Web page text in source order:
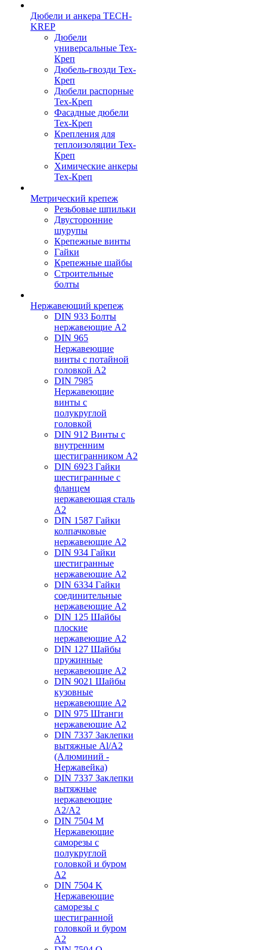
Дюбели и анкера TECH-
KREP
Дюбели
универсальные Тех-
Креп
Дюбель-гвозди Тех-
Креп
Дюбели распорные
Тех-Креп
Фасадные дюбели
Тех-Креп
Крепления для
теплоизоляции Тех-
Креп
Химические анкеры
Тех-Креп
Метрический крепеж
Резьбовые шпильки
Двусторонние
шурупы
Крепежные винты
Гайки
Крепежные шайбы
Строительные
болты
Нержавеющий крепеж
DIN 933 Болты
нержавеющие А2
DIN 965
Нержавеющие
винты с потайной
головкой А2
DIN 7985
Нержавеющие
винты с
полукруглой
головкой
DIN 912 Винты с
внутренним
шестигранником А2
DIN 6923 Гайки
шестигранные с
фланцем
нержавеющая сталь
А2
DIN 1587 Гайки
колпачковые
нержавеющие А2
DIN 934 Гайки
шестигранные
нержавеющие А2
DIN 6334 Гайки
соединительные
нержавеющие А2
DIN 125 Шайбы
плоские
нержавеющие А2
DIN 127 Шайбы
пружинные
нержавеющие А2
DIN 9021 Шайбы
кузовные
нержавеющие А2
DIN 975 Штанги
нержавеющие А2
DIN 7337 Заклепки
вытяжные Al/A2
(Алюминий -
Нержавейка)
DIN 7337 Заклепки
вытяжные
нержавеющие
A2/A2
DIN 7504 M
Нержавеющие
саморезы с
полукруглой
головкой и буром
А2
DIN 7504 K
Нержавеющие
саморезы с
шестигранной
головкой и буром
А2